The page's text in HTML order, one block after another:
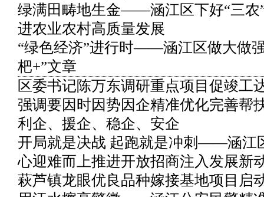
绿满田畴地生金——涵江区下好“三农
进农业农村高质量发展
“绿色经济”进行时——涵江区做大做
杷+”文章
区委书记陈万东调研重点项目促竣工
强调要因时因势因企精准优化完善帮
利企、援企、稳企、安企
开局就是决战 起跑就是冲刺——涵江
心迎难而上推进开放招商注入发展新
萩芦镇龙眼优良品种嫁接基地项目启